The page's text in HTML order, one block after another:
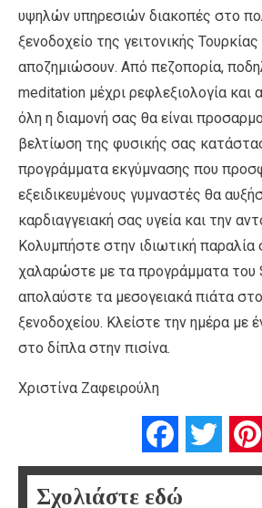
υψηλών υπηρεσιών διακοπές στο
ξενοδοχείο της γειτονικής
αποζημιώσουν. Από πεζοπορία,
meditation μέχρι ρεφλεξιολογία και
όλη η διαμονή σας θα είναι
βελτίωση της φυσικής σας
προγράμματα εκγύμνασης που
εξειδικευμένους γυμναστές θα
καρδιαγγειακή σας υγεία και την
Κολυμπήστε στην ιδιωτική παραλία
χαλαρώστε με τα προγράμματα του
απολαύστε τα μεσογειακά πιάτα
ξενοδοχείου. Κλείστε την ημέρα με
στο δίπλα στην πισίνα.
Χριστίνα Ζαφειρούλη
FacebookTwitter
Σχολιάστε εδώ